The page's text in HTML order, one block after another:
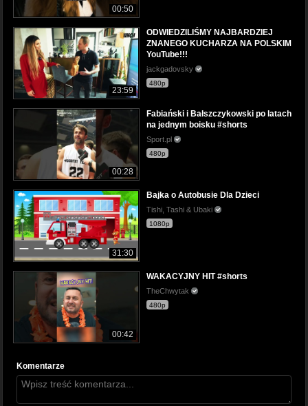
00:50
23:59
ODWIEDZILIŚMY NAJBARDZIEJ
ZNANEGO KUCHARZA NA POLSKIM
YouTube!!!
jackgadovsky
480p
00:28
Fabiański i Bałszczykowski po latach
na jednym boisku #shorts
Sport.pl
480p
31:30
Bajka o Autobusie Dla Dzieci
Tishi, Tashi & Ubaki
1080p
00:42
WAKACYJNY HIT #shorts
TheChwytak
480p
Komentarze